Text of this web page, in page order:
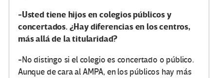
-Usted tiene hijos en colegios públicos y
concertados. ¿Hay diferencias en los centros,
más allá de la titularidad?
-No distingo si el colegio es concertado o público.
Aunque de cara al AMPA, en los públicos hay más